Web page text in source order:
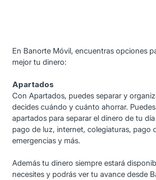
En Banorte Móvil, encuentras opciones
mejor tu dinero:
Apartados
Con Apartados, puedes separar y
decides cuándo y cuánto ahorrar.
apartados para separar el dinero de tu
pago de luz, internet, colegiaturas, pago
emergencias y más.
Además tu dinero siempre estará
necesites y podrás ver tu avance desde